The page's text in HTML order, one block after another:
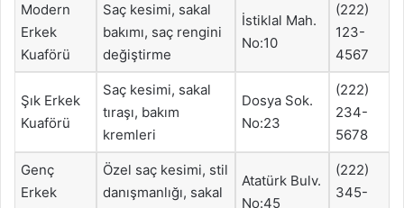
Modern
Erkek
Kuaförü
Saç kesimi, sakal
bakımı, saç rengini
değiştirme
İstiklal Mah.
No:10
(222)
123-
4567
Şık Erkek
Kuaförü
Saç kesimi, sakal
tıraşı, bakım
kremleri
Dosya Sok.
No:23
(222)
234-
5678
Genç
Erkek
Özel saç kesimi, stil
danışmanlığı, sakal
Atatürk Bulv.
No:45
(222)
345-